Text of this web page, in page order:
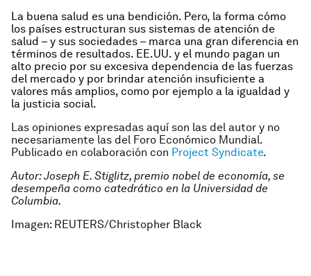
La buena salud es una bendición. Pero, la forma cómo
los países estructuran sus sistemas de atención de
salud – y sus sociedades – marca una gran diferencia en
términos de resultados. EE.UU. y el mundo pagan un
alto precio por su excesiva dependencia de las fuerzas
del mercado y por brindar atención insuficiente a
valores más amplios, como por ejemplo a la igualdad y
la justicia social.
Las opiniones expresadas aquí son las del autor y no
necesariamente las del Foro Económico Mundial.
Publicado en colaboración con Project Syndicate.
Autor: Joseph E. Stiglitz, premio nobel de economía, se
desempeña como catedrático en la Universidad de
Columbia.
Imagen: REUTERS/Christopher Black